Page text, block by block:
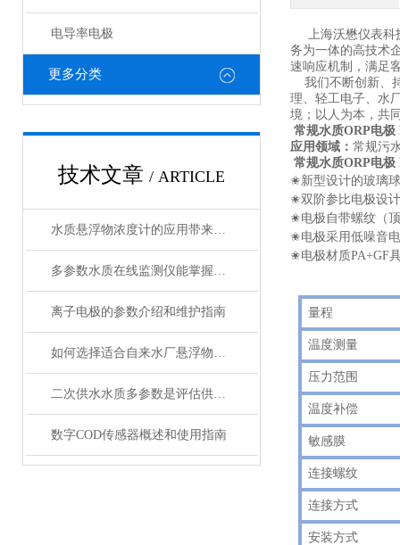
电导率电极
更多分类
技术文章 / ARTICLE
水质悬浮物浓度计的应用带来了诸多好处
多参数水质在线监测仪能掌握水质的实时动态
离子电极的参数介绍和维护指南
如何选择适合自来水厂悬浮物在线监测仪？
二次供水水质多参数是评估供水安全的关键指标
数字COD传感器概述和使用指南
上海沃懋仪表科
务为一体的高技术
速响应机制，满足
我们不断创新、
理、轻工电子、水
境；以人为本，共
常规水质ORP电极
应用领域： 常规污
常规水质ORP电极
✬新型设计的玻璃
✬双阶参比电极设
✬电极自带螺纹
✬电极采用低噪音
✬电极材质PA+GF
量程
温度测量
压力范围
温度补偿
敏感膜
连接螺纹
连接方式
安装方式